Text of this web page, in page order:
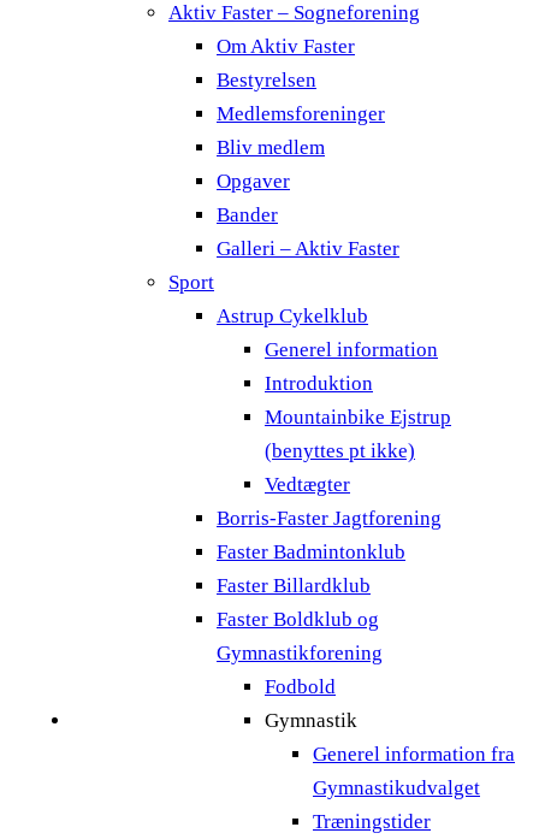
Aktiv Faster – Sogneforening
Om Aktiv Faster
Bestyrelsen
Medlemsforeninger
Bliv medlem
Opgaver
Bander
Galleri – Aktiv Faster
Sport
Astrup Cykelklub
Generel information
Introduktion
Mountainbike Ejstrup
(benyttes pt ikke)
Vedtægter
Borris-Faster Jagtforening
Faster Badmintonklub
Faster Billardklub
Faster Boldklub og
Gymnastikforening
Fodbold
Gymnastik
Generel information fra
Gymnastikudvalget
Træningstider